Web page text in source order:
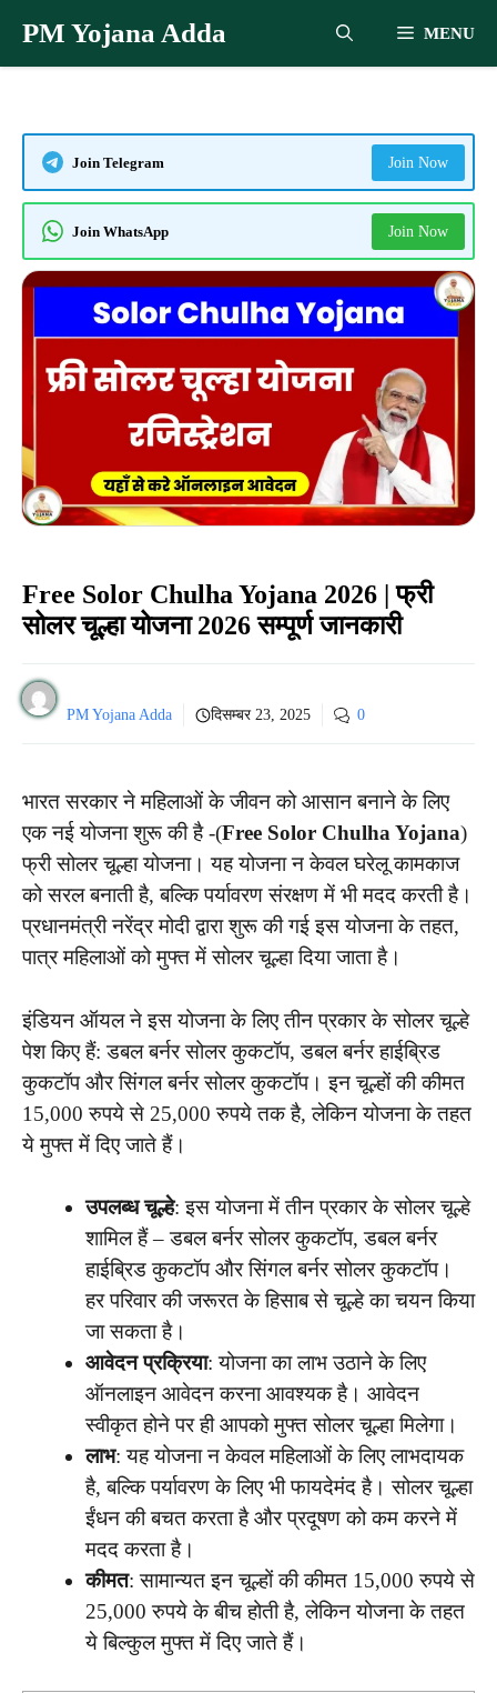
PM Yojana Adda MENU
Join Telegram Join Now
Join WhatsApp Join Now
Free Solor Chulha Yojana 2026 | फ्री
सोलर चूल्हा योजना 2026 सम्पूर्ण जानकारी
PM Yojana Adda दिसम्बर 23, 2025 0
भारत सरकार ने महिलाओं के जीवन को आसान बनाने के लिए
एक नई योजना शुरू की है -(Free Solor Chulha Yojana)
फ्री सोलर चूल्हा योजना। यह योजना न केवल घरेलू कामकाज
को सरल बनाती है, बल्कि पर्यावरण संरक्षण में भी मदद करती है।
प्रधानमंत्री नरेंद्र मोदी द्वारा शुरू की गई इस योजना के तहत,
पात्र महिलाओं को मुफ्त में सोलर चूल्हा दिया जाता है।
इंडियन ऑयल ने इस योजना के लिए तीन प्रकार के सोलर चूल्हे
पेश किए हैं: डबल बर्नर सोलर कुकटॉप, डबल बर्नर हाईब्रिड
कुकटॉप और सिंगल बर्नर सोलर कुकटॉप। इन चूल्हों की कीमत
15,000 रुपये से 25,000 रुपये तक है, लेकिन योजना के तहत
ये मुफ्त में दिए जाते हैं।
उपलब्ध चूल्हे: इस योजना में तीन प्रकार के सोलर चूल्हे
शामिल हैं – डबल बर्नर सोलर कुकटॉप, डबल बर्नर
हाईब्रिड कुकटॉप और सिंगल बर्नर सोलर कुकटॉप।
हर परिवार की जरूरत के हिसाब से चूल्हे का चयन किया
जा सकता है।
आवेदन प्रक्रिया: योजना का लाभ उठाने के लिए
ऑनलाइन आवेदन करना आवश्यक है। आवेदन
स्वीकृत होने पर ही आपको मुफ्त सोलर चूल्हा मिलेगा।
लाभ: यह योजना न केवल महिलाओं के लिए लाभदायक
है, बल्कि पर्यावरण के लिए भी फायदेमंद है। सोलर चूल्हा
ईंधन की बचत करता है और प्रदूषण को कम करने में
मदद करता है।
कीमत: सामान्यत इन चूल्हों की कीमत 15,000 रुपये से
25,000 रुपये के बीच होती है, लेकिन योजना के तहत
ये बिल्कुल मुफ्त में दिए जाते हैं।